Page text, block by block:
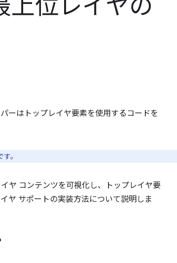
上位レイヤの
ーはトップレイヤ要素を使用するコードを
。
ヤ コンテンツを可視化し、トップレイヤ要
ヤ サポートの実装方法について説明しま